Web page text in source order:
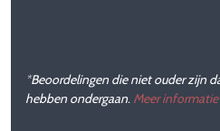
*Beoordelingen die niet ouder zijn
hebben ondergaan. Meer informatie